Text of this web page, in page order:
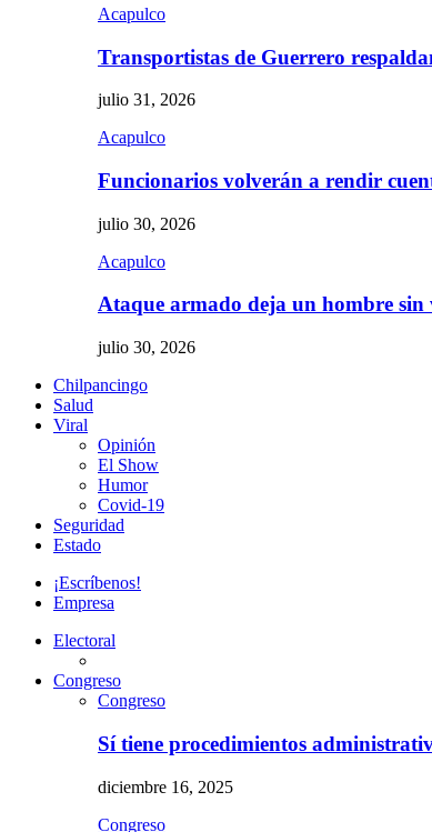
Acapulco
Transportistas de Guerrero
julio 31, 2026
Acapulco
Funcionarios volverán a rendir
julio 30, 2026
Acapulco
Ataque armado deja un hombre
julio 30, 2026
Chilpancingo
Salud
Viral
Opinión
El Show
Humor
Covid-19
Seguridad
Estado
¡Escríbenos!
Empresa
Electoral
Congreso
Congreso
Sí tiene procedimientos
diciembre 16, 2025
Congreso